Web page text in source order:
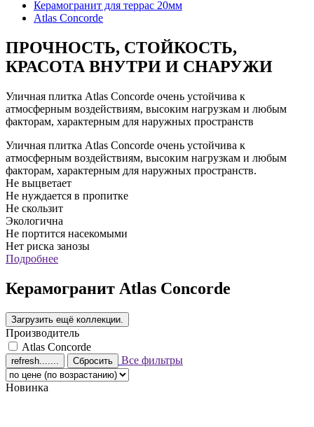
Керамогранит для террас 20мм
Atlas Concorde
ПРОЧНОСТЬ, СТОЙКОСТЬ,
КРАСОТА ВНУТРИ И СНАРУЖИ
Уличная плитка Atlas Concorde очень устойчива к
атмосферным воздействиям, высоким нагрузкам и любым
факторам, характерным для наружных пространств
Уличная плитка Atlas Concorde очень устойчива к
атмосферным воздействиям, высоким нагрузкам и любым
факторам, характерным для наружных пространств.
Не выцветает
Не нуждается в пропитке
Не скользит
Экологична
Не портится насекомыми
Нет риска занозы
Подробнее
Керамогранит Atlas Concorde
Производитель
Atlas Concorde
Сбросить Все фильтры
Новинка